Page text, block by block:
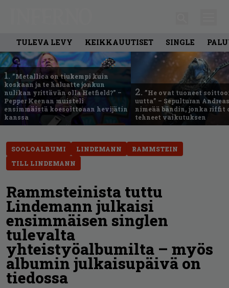
TULEVA LEVY KEIKKAUUTISET SINGLE
1. ”Metallica on tiukempi kuin
koskaan ja te haluatte jonkun
nulikan yrittävän olla Hetfield?” –
Pepper Keenan muisteli
ensimmäistä koesoittoaan hevijätin
kanssa
2. ”He ovat tuoneet
uutta” – Sepulturan
nimeää bändin, jonka riffit
tehneet vaikutuksen
SOOLOALBUMI LINDEMANN
RAMMSTEIN
TILL LINDEMANN
Rammsteinista tuttu
Lindemann julkaisi
ensimmäisen singlen
tulevalta
yhteistyöalbumilta – myös
albumin julkaisupäivä on
tiedossa